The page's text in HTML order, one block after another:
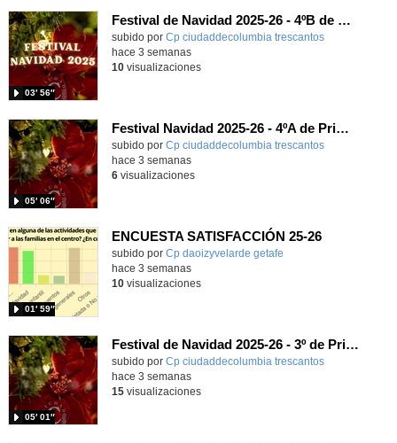
Festival de Navidad 2025-26 - 4ºB de Primaria
subido por Cp ciudaddecolumbia trescantos
03′ 56″
-
hace 3 semanas
10visualizaciones
Festival Navidad 2025-26 - 4ºA de Primaria
subido por Cp ciudaddecolumbia trescantos
05′ 06″
-
hace 3 semanas
6visualizaciones
ENCUESTA SATISFACCIÓN 25-26
Contenido educativo.
subido por Cp daoizyvelarde getafe
01′ 59″
hace 3 semanas
10visualizaciones
Festival de Navidad 2025-26 - 3º de Primaria
subido por Cp ciudaddecolumbia trescantos
05′ 01″
-
hace 3 semanas
15visualizaciones